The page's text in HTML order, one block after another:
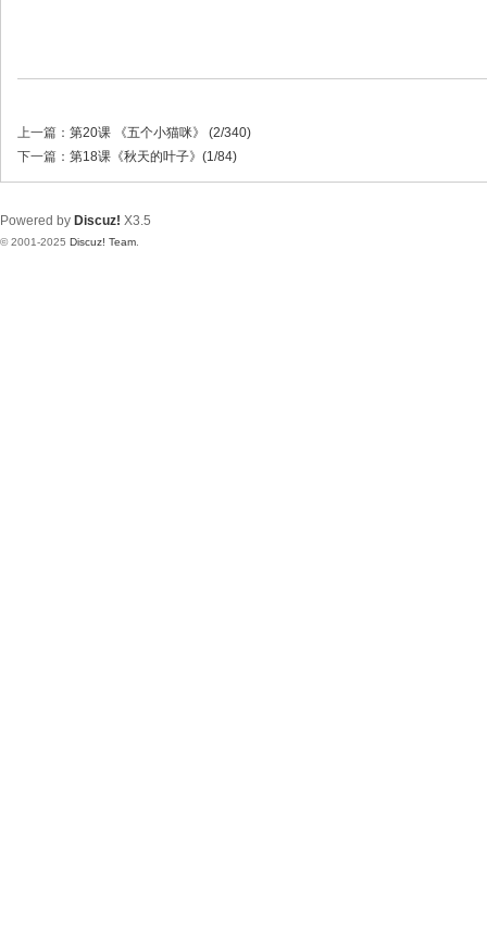
上一篇： 第20课 《五个小猫咪》 (2/340)
下一篇： 第18课《秋天的叶子》(1/84)
Powered by Discuz! X3.5
© 2001-2025 Discuz! Team